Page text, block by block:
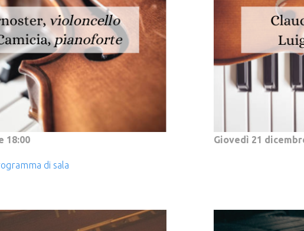
18:00
di sala
Giovedì 21